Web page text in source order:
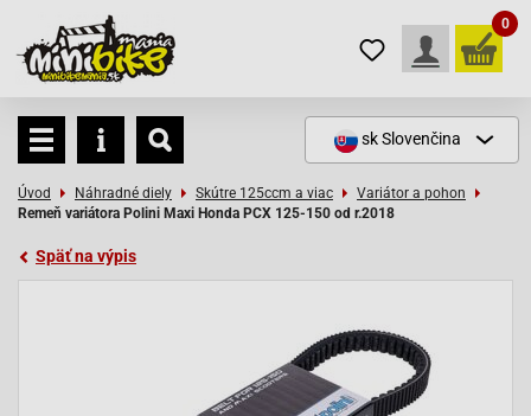
0
skSlovenčina
Úvod Náhradné diely Skútre 125ccm a viac
Variátor a pohon
Remeň variátora Polini Maxi Honda PCX 125-150 od r.2018
Späť na výpis